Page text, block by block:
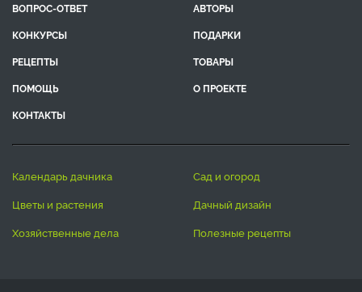
ВОПРОС-ОТВЕТ
АВТОРЫ
КОНКУРСЫ
ПОДАРКИ
РЕЦЕПТЫ
ТОВАРЫ
ПОМОЩЬ
О ПРОЕКТЕ
КОНТАКТЫ
календарь дачника
сад и огород
цветы и растения
дачный дизайн
хозяйственные дела
полезные рецепты